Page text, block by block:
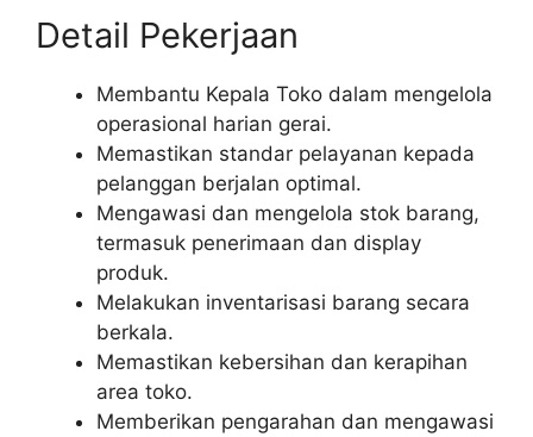
Detail Pekerjaan
Membantu Kepala Toko dalam mengelola
operasional harian gerai.
Memastikan standar pelayanan kepada
pelanggan berjalan optimal.
Mengawasi dan mengelola stok barang,
termasuk penerimaan dan display
produk.
Melakukan inventarisasi barang secara
berkala.
Memastikan kebersihan dan kerapihan
area toko.
Memberikan pengarahan dan mengawasi